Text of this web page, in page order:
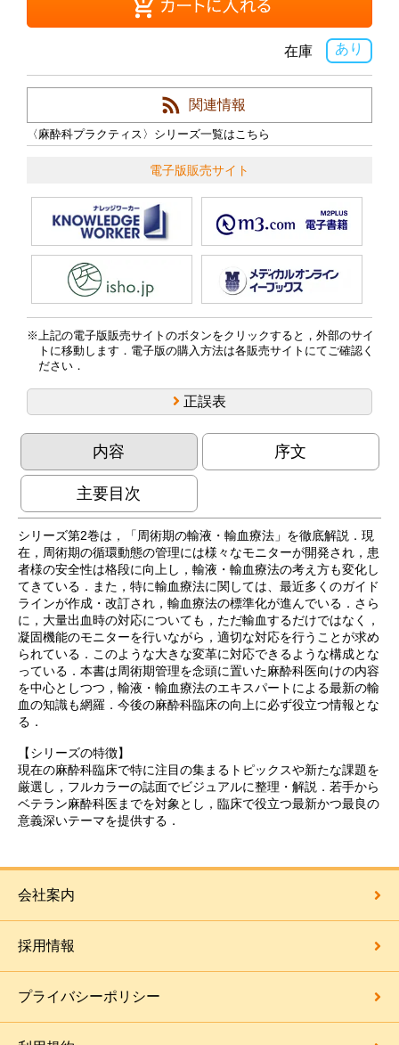
あり
在庫
関連情報
〈麻酔科プラクティス〉シリーズ一覧はこちら
電子版販売サイト
上記の電子版販売サイトのボタンをクリックすると，外部のサイ
トに移動します．電子版の購入方法は各販売サイトにてご確認く
ださい．
正誤表
内容 序文
主要目次
シリーズ第2巻は，「周術期の輸液・輸血療法」を徹底解説．現
在，周術期の循環動態の管理には様々なモニターが開発され，患
者様の安全性は格段に向上し，輸液・輸血療法の考え方も変化し
てきている．また，特に輸血療法に関しては、最近多くのガイド
ラインが作成・改訂され，輸血療法の標準化が進んでいる．さら
に，大量出血時の対応についても，ただ輸血するだけではなく，
凝固機能のモニターを行いながら，適切な対応を行うことが求め
られている．このような大きな変革に対応できるような構成とな
っている．本書は周術期管理を念頭に置いた麻酔科医向けの内容
を中心としつつ，輸液・輸血療法のエキスパートによる最新の輸
血の知識も網羅．今後の麻酔科臨床の向上に必ず役立つ情報とな
る．
【シリーズの特徴】
現在の麻酔科臨床で特に注目の集まるトピックスや新たな課題を
厳選し，フルカラーの誌面でビジュアルに整理・解説．若手から
ベテラン麻酔科医までを対象とし，臨床で役立つ最新かつ最良の
意義深いテーマを提供する．
会社案内
採用情報
プライバシーポリシー